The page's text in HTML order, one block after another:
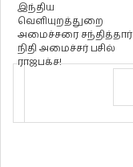
இந்திய
வெளியுறத்துறை
அமைச்சரை சந்தித்தார்
நிதி அமைச்சர் பசில்
ராஜபக்ச!